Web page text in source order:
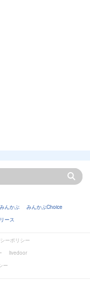
みんかぶ
みんかぶChoice
ース
ーポリシー
livedoor
ー